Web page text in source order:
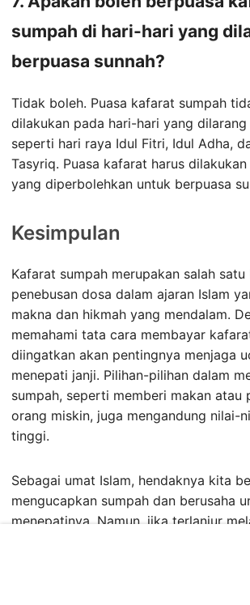
sumpah di hari-hari yang
berpuasa sunnah?
Tidak boleh. Puasa kafarat sumpah
dilakukan pada hari-hari yang dilarang
seperti hari raya Idul Fitri, Idul Adha,
Tasyriq. Puasa kafarat harus
yang diperbolehkan untuk berpuasa
Kesimpulan
Kafarat sumpah merupakan salah satu
penebusan dosa dalam ajaran Islam
makna dan hikmah yang mendalam.
memahami tata cara membayar
diingatkan akan pentingnya menjaga
menepati janji. Pilihan-pilihan dalam
sumpah, seperti memberi makan atau
orang miskin, juga mengandung nilai-
tinggi.
Sebagai umat Islam, hendaknya kita
mengucapkan sumpah dan berusaha
menepatinya. Namun, jika terlanjur